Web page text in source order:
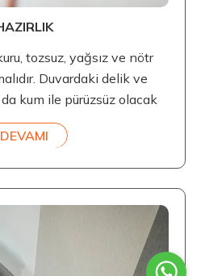
tozsuz, yağsız ve nötr
Duvardaki delik ve
kum ile pürüzsüz olacak
DEVAMI